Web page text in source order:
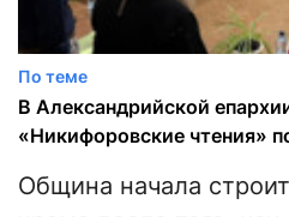
По теме
В Александрийской
«Никифоровские чтения»
Община начала